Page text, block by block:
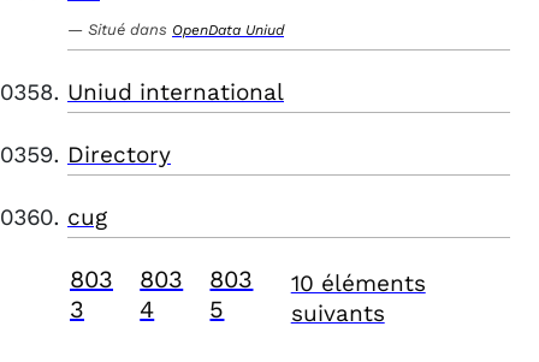
Situé dans OpenData Uniud
Uniud international
Directory
cug
803
3
803
4
803
5
10 éléments
suivants